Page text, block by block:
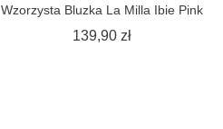
Wzorzysta Bluzka La Milla Ibie Pink
139,90 złCena